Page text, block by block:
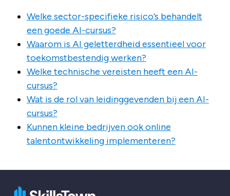
Welke sector-specifieke risico’s behandelt
een goede AI-cursus?
Waarom is AI geletterdheid essentieel voor
toekomstbestendig werken?
Welke technische vereisten heeft een AI-
cursus?
Wat is de rol van leidinggevenden bij een AI-
cursus?
Kunnen kleine bedrijven ook online
talentontwikkeling implementeren?